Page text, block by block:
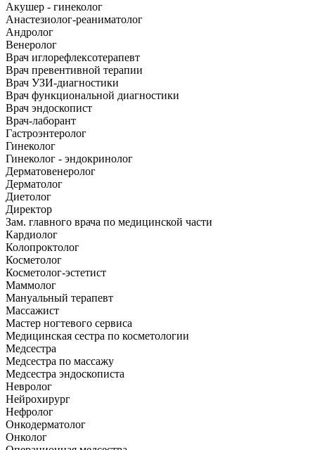
Акушер - гинеколог
Анастезиолог-реаниматолог
Андролог
Венеролог
Врач иглорефлексотерапевт
Врач превентивной терапии
Врач УЗИ-диагностики
Врач функциональной диагностики
Врач эндоскопист
Врач-лаборант
Гастроэнтеролог
Гинеколог
Гинеколог - эндокринолог
Дерматовенеролог
Дерматолог
Диетолог
Директор
Зам. главного врача по медицинской части
Кардиолог
Колопроктолог
Косметолог
Косметолог-эстетист
Маммолог
Мануальный терапевт
Массажист
Мастер ногтевого сервиса
Медицинская сестра по косметологии
Медсестра
Медсестра по массажу
Медсестра эндоскописта
Невролог
Нейрохирург
Нефролог
Онкодерматолог
Онколог